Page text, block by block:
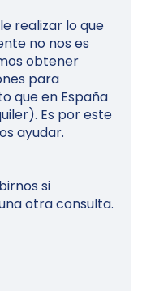
realizar lo que
no nos es
obtener
para
que en España
Es por este
ayudar.
si
otra consulta.